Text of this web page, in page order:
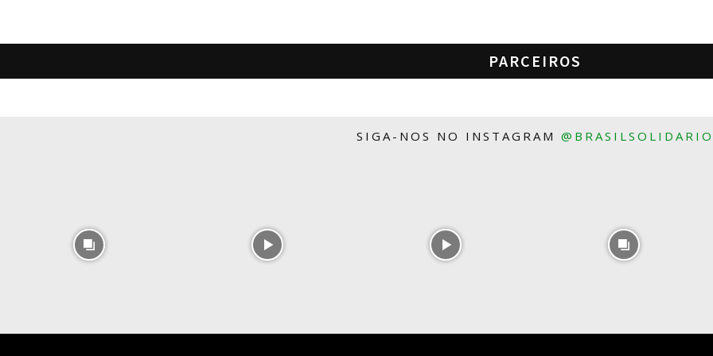
PARCEIROS
SIGA-NOS NO INSTAGRAM @BRASILSOLIDARIO